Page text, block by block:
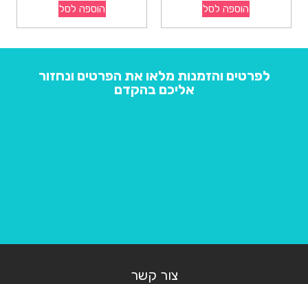
הוספה לסל הוספה לסל
לפרטים והזמנות מלאו את הפרטים ונחזור
אליכם בהקדם
צור קשר